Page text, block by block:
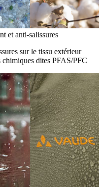
et anti-salissures
sur le tissu extérieur
chimiques dites PFAS/PFC